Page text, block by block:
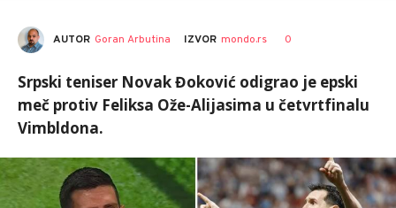
AUTOR Goran Arbutina IZVOR mondo.rs 0
Srpski teniser Novak Đoković odigrao je epski
meč protiv Feliksa Ože-Alijasima u četvrtfinalu
Vimbldona.